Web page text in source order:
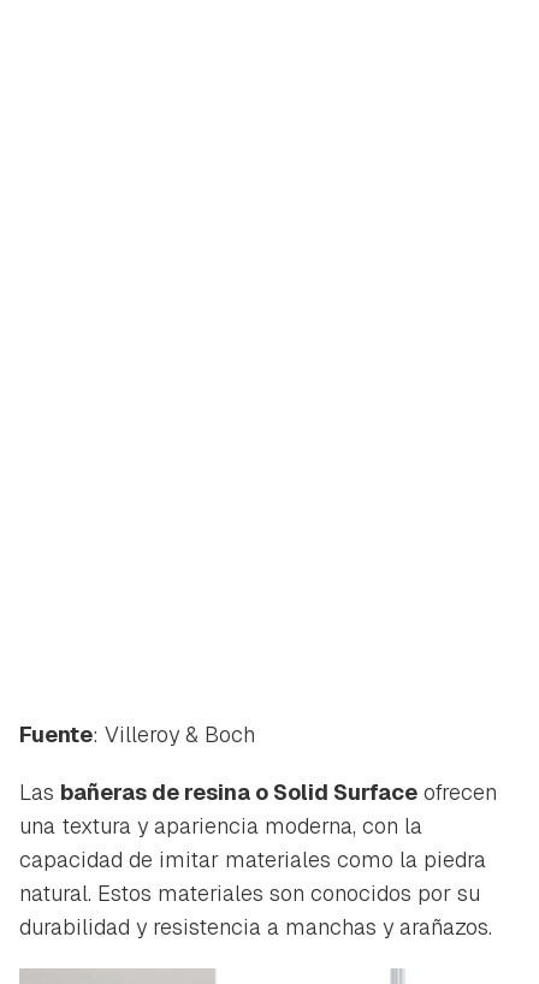
Fuente: Villeroy & Boch
Las bañeras de resina o Solid Surface ofrecen
una textura y apariencia moderna, con la
capacidad de imitar materiales como la piedra
natural. Estos materiales son conocidos por su
durabilidad y resistencia a manchas y arañazos.